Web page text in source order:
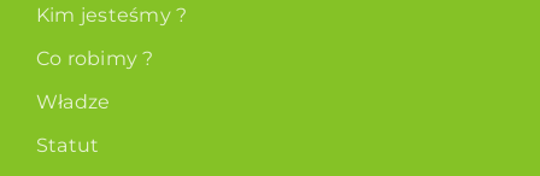
Kim jesteśmy ?
Co robimy ?
Władze
Statut